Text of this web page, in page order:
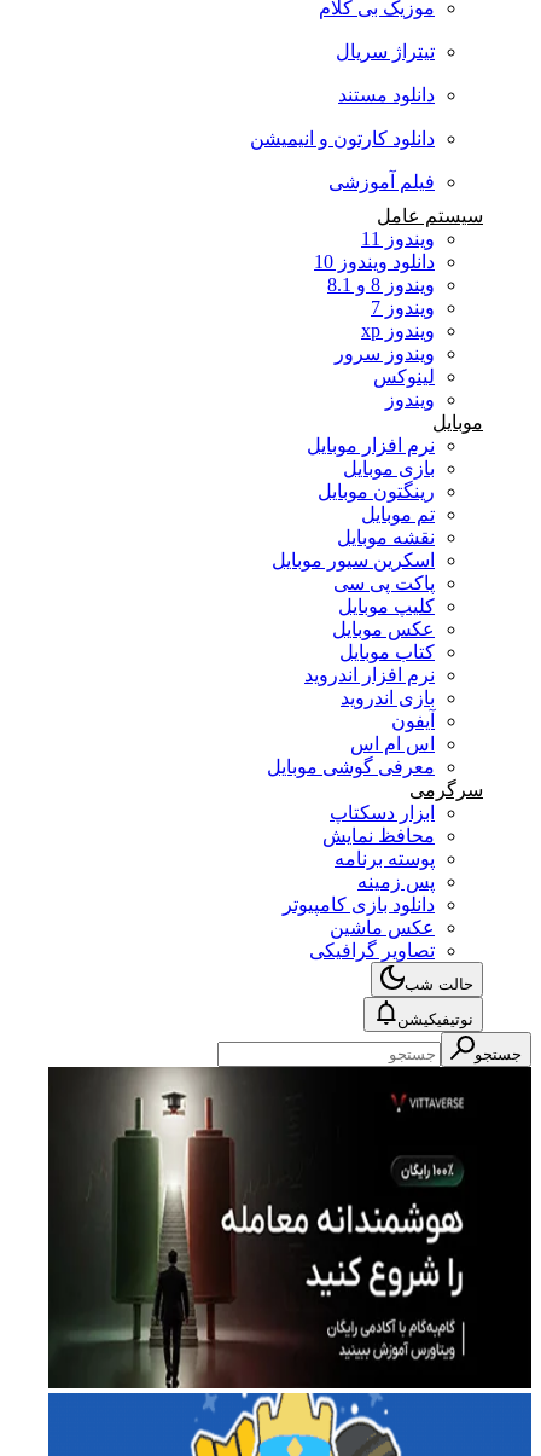
موزیک بی کلام
تیتراژ سریال
دانلود مستند
دانلود کارتون و انیمیشن
فیلم آموزشی
سیستم عامل
ویندوز 11
دانلود ویندوز 10
ویندوز 8 و 8.1
ویندوز 7
ویندوز xp
ویندوز سرور
لینوکس
ویندوز
موبایل
نرم افزار موبایل
بازی موبایل
رینگتون موبایل
تم موبایل
نقشه موبایل
اسکرین سیور موبایل
پاکت پی سی
کلیپ موبایل
عکس موبایل
کتاب موبایل
نرم افزار اندروید
بازی اندروید
آیفون
اس ام اس
معرفی گوشی موبایل
سرگرمی
ابزار دسکتاپ
محافظ نمایش
پوسته برنامه
پس زمینه
دانلود بازی کامپیوتر
عکس ماشین
تصاویر گرافیکی
حالت شب
نوتیفیکیشن
جستجو